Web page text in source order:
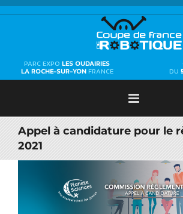
Passer
au
PARC EXPO LES OUDAIRIES
LA ROCHE-SUR-YONFRANCE
DU
Appel à candidature pour le
2021